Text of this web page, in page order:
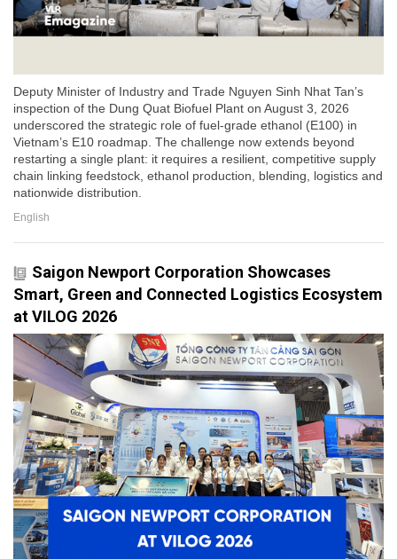
Deputy Minister of Industry and Trade Nguyen Sinh Nhat Tan’s
inspection of the Dung Quat Biofuel Plant on August 3, 2026
underscored the strategic role of fuel-grade ethanol (E100) in
Vietnam’s E10 roadmap. The challenge now extends beyond
restarting a single plant: it requires a resilient, competitive supply
chain linking feedstock, ethanol production, blending, logistics and
nationwide distribution.
English
Saigon Newport Corporation Showcases
Smart, Green and Connected Logistics Ecosystem
at VILOG 2026